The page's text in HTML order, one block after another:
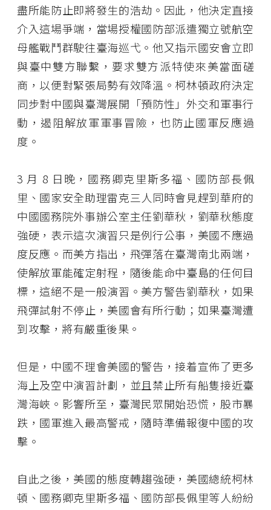
盡所能防止即將發生的浩劫。因此，他決定直接
介入這場爭端，當場授權國防部派遣獨立號航空
母艦戰鬥群駛往臺海巡弋。他又指示國安會立即
與臺中雙方聯繫，要求雙方派特使來美當面磋
商，以便對緊張局勢有效降溫。柯林頓政府決定
同步對中國與臺灣展開「預防性」外交和軍事行
動，遏阻解放軍軍事冒險，也防止國軍反應過
度。
3 月 8 日晚，國務卿克里斯多福、國防部長佩
里、國家安全助理雷克三人同時會見趕到華府的
中國國務院外事辦公室主任劉華秋，劉華秋態度
強硬，表示這次演習只是例行公事，美國不應過
度反應。而美方指出，飛彈落在臺灣南北兩端，
使解放軍能確定射程，隨後能命中臺島的任何目
標，這絕不是一般演習。美方警告劉華秋，如果
飛彈試射不停止，美國會有所行動；如果臺灣遭
到攻擊，將有嚴重後果。
但是，中國不理會美國的警告，接着宣佈了更多
海上及空中演習計劃，並且禁止所有船隻接近臺
灣海峽。影響所至，臺灣民眾開始恐慌，股市暴
跌，國軍進入最高警戒，隨時準備報復中國的攻
擊。
自此之後，美國的態度轉趨強硬，美國總統柯林
頓、國務卿克里斯多福、國防部長佩里等人紛紛